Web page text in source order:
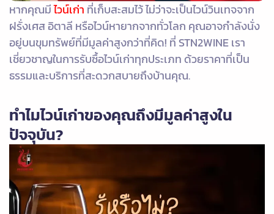
หากคุณมีไวน์เก่า ที่เก็บสะสมไว้ ไม่ว่าจะเป็นไวน์วินเทจจาก
ฝรั่งเศส อิตาลี หรือไวน์หายากจากทั่วโลก คุณอาจกำลังนั่ง
อยู่บนขุมทรัพย์ที่มีมูลค่าสูงกว่าที่คิด! ที่ STN2WINE เรา
เชี่ยวชาญในการรับซื้อไวน์เก่าทุกประเภท ด้วยราคาที่เป็น
ธรรมและบริการที่สะดวกสบายถึงบ้านคุณ.
ทำไมไวน์เก่าของคุณถึงมีมูลค่าสูงใน
ปัจจุบัน?